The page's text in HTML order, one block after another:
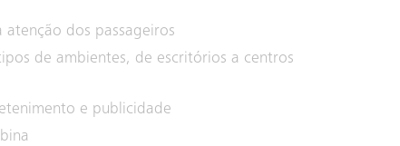
dos passageiros
de ambientes, de escritórios a centros
e publicidade